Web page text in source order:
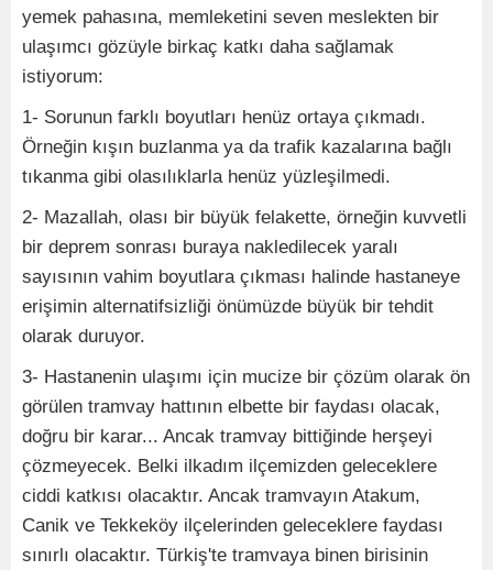
yemek pahasına, memleketini seven meslekten bir
ulaşımcı gözüyle birkaç katkı daha sağlamak
istiyorum:
1- Sorunun farklı boyutları henüz ortaya çıkmadı.
Örneğin kışın buzlanma ya da trafik kazalarına bağlı
tıkanma gibi olasılıklarla henüz yüzleşilmedi.
2- Mazallah, olası bir büyük felakette, örneğin kuvvetli
bir deprem sonrası buraya nakledilecek yaralı
sayısının vahim boyutlara çıkması halinde hastaneye
erişimin alternatifsizliği önümüzde büyük bir tehdit
olarak duruyor.
3- Hastanenin ulaşımı için mucize bir çözüm olarak ön
görülen tramvay hattının elbette bir faydası olacak,
doğru bir karar... Ancak tramvay bittiğinde herşeyi
çözmeyecek. Belki ilkadım ilçemizden geleceklere
ciddi katkısı olacaktır. Ancak tramvayın Atakum,
Canik ve Tekkeköy ilçelerinden geleceklere faydası
sınırlı olacaktır. Türkiş'te tramvaya binen birisinin